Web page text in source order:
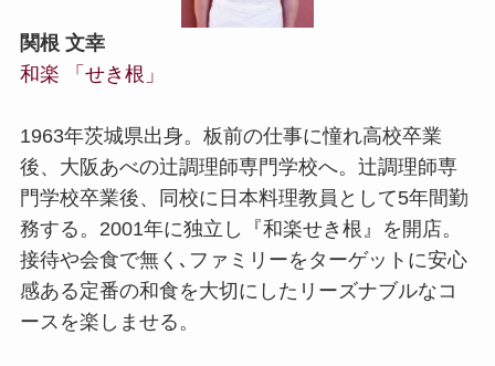
関根 文幸
和楽 「せき根」
1963年茨城県出身。板前の仕事に憧れ高校卒業
後、大阪あべの辻調理師専門学校へ。辻調理師専
門学校卒業後、同校に日本料理教員として5年間勤
務する。2001年に独立し『和楽せき根』を開店。
接待や会食で無く､ファミリーをターゲットに安心
感ある定番の和食を大切にしたリーズナブルなコ
ースを楽しませる。